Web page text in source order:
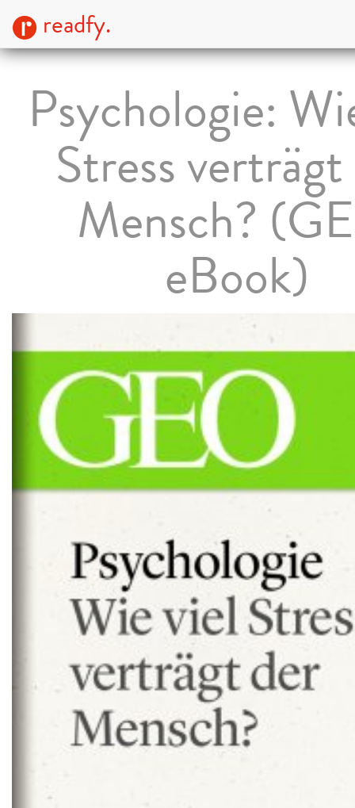
readfy.
Psychologie:
Stress
Mensch?
eBook)